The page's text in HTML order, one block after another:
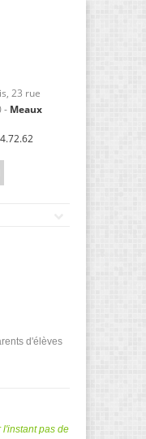
23 rue
- Meaux
d'élèves
l'instant pas de